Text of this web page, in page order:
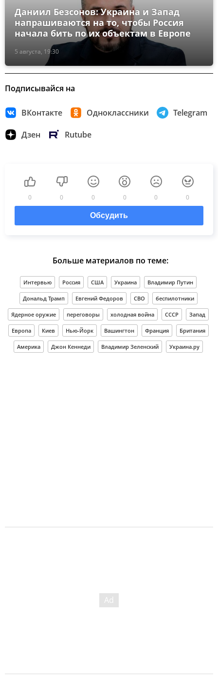
5 августа, 19:30
Даниил Безсонов: Украина и Запад
напрашиваются на то, чтобы Россия
начала бить по их объектам в Европе
Подписывайся на
ВКонтакте Одноклассники Telegram
Дзен Rutube
0 0 0 0 0 0
Обсудить
Больше материалов по теме:
Интервью Россия США Украина Владимир Путин
Дональд Трамп Евгений Федоров СВО беспилотники
Ядерное оружие переговоры холодная война СССР Запад
Европа Киев Нью-Йорк Вашингтон Франция Британия
Америка Джон Кеннеди Владимир Зеленский Украина.ру